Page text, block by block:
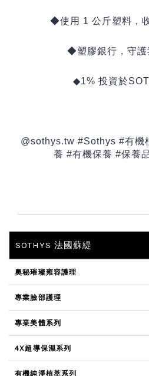
◆使用 1 公斤塑料，
◆塑膠銀行，守護
◆1% 投資於
@sothys.tw #Sothys #有機
養 #有機保養 #保養
SOTHYS 法國蘇緹
奧秘璀璨雍容護理
專業臉部護理
專業美體系列
4X超導保濕系列
有機純淨植萃系列